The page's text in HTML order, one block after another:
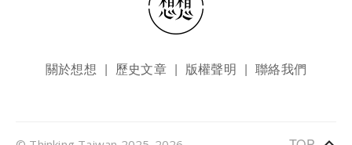
頁尾選單關於想想 歷史文章 版權聲明 聯絡我們